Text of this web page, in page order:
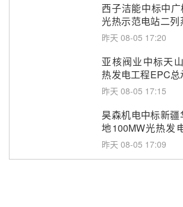
西子洁能中标中
光热示范电站二
采购
昨天 08-05 17:20
亚核阀业中标天
热发电工程EPC
止阀、熔盐三偏心
昨天 08-05 17:15
昊森机电中标新
地100MW光热发
包项目熔盐介质超
昨天 08-05 17:09